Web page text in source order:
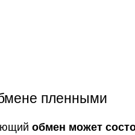
пленными
обмен может